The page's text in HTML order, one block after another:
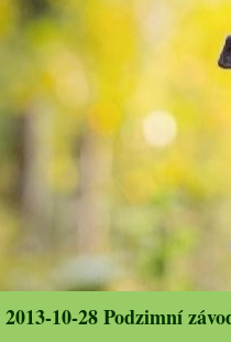
2013-10-28 Podzimní